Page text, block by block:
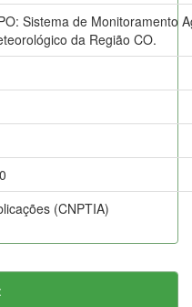
Sistema de Monitoramento
da Região CO.
(CNPTIA)